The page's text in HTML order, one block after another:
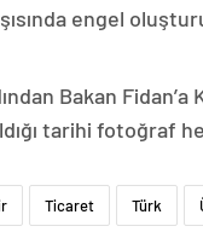
engel
Bakan Fidan’a
tarihi fotoğraf
Ticaret Türk